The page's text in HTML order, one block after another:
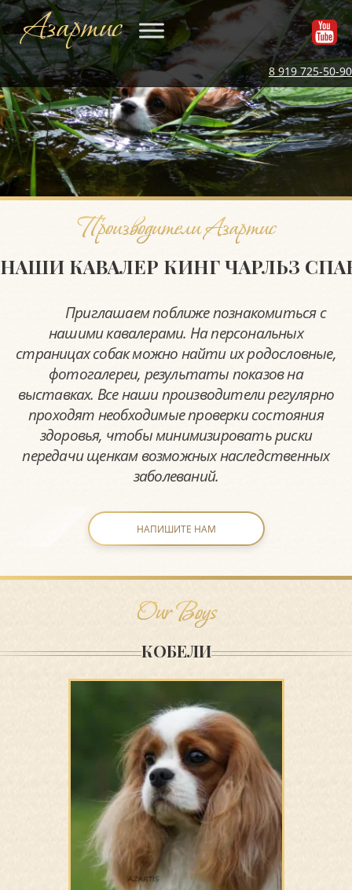
8 919 725-50-90
Азартис
Производители Азартис
НАШИ КАВАЛЕР КИНГ ЧАРЛЬЗ
Приглашаем поближе познакомиться с
нашими кавалерами. На персональных
страницах собак можно найти их родословные,
фотогалереи, результаты показов на
выставках. Все наши производители регулярно
проходят необходимые проверки состояния
здоровья, чтобы минимизировать риски
передачи щенкам возможных наследственных
заболеваний.
НАПИШИТЕ НАМ
Our Boys
КОБЕЛИ